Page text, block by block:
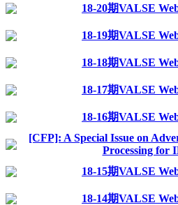
18-20期VALSE
18-19期VALSE
18-18期VALSE
18-17期VALSE
18-16期VALSE
[CFP]: A Special Issue on
Processing for
18-15期VALSE
18-14期VALSE